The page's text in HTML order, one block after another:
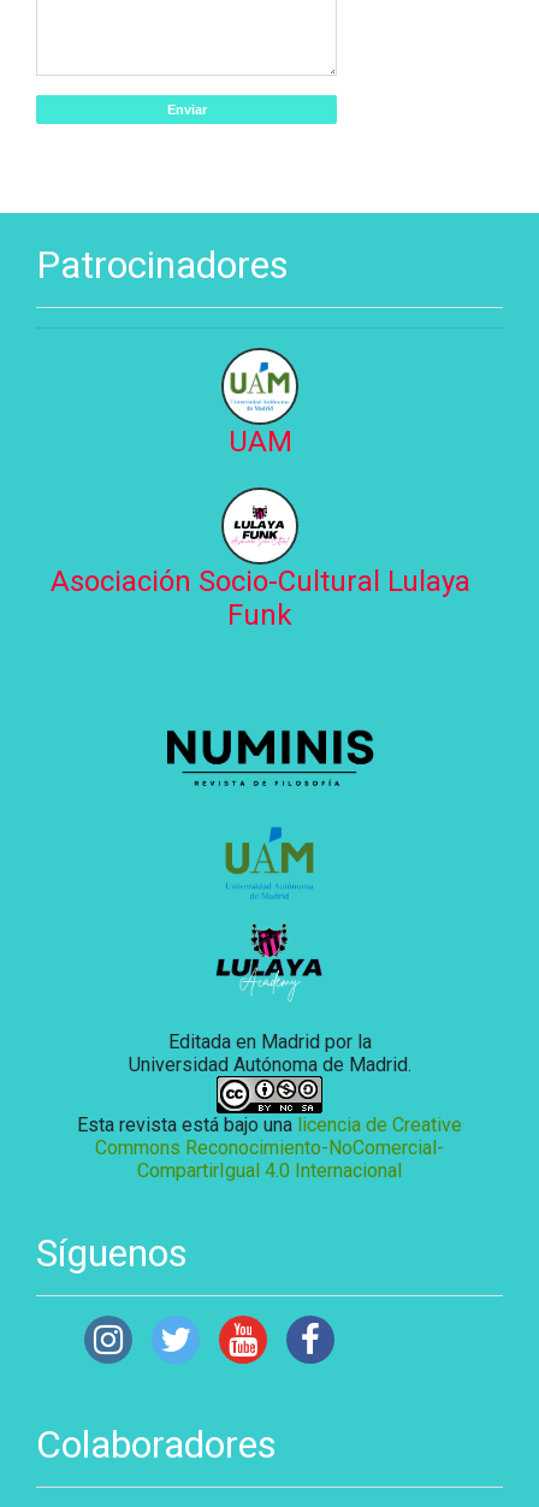
Patrocinadores
UAM
Asociación Socio-Cultural Lulaya
Funk
Editada en Madrid por la
Universidad Autónoma de Madrid.
Esta revista está bajo una licencia de Creative
Commons Reconocimiento-NoComercial-
CompartirIgual 4.0 Internacional
Síguenos
Colaboradores